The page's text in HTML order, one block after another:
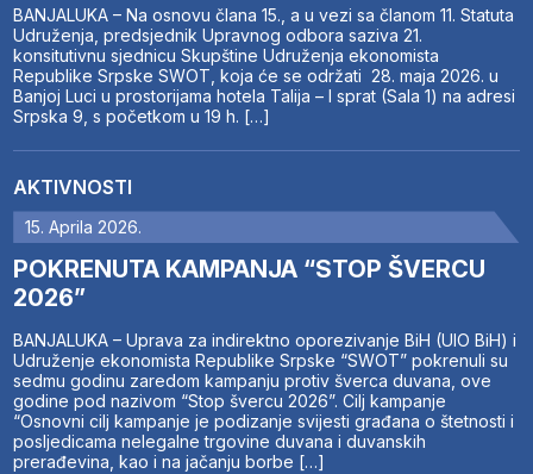
BANJALUKA – Na osnovu člana 15., a u vezi sa članom 11. Statuta
Udruženja, predsjednik Upravnog odbora saziva 21.
konsitutivnu sjednicu Skupštine Udruženja ekonomista
Republike Srpske SWOT, koja će se održati 28. maja 2026. u
Banjoj Luci u prostorijama hotela Talija – I sprat (Sala 1) na adresi
Srpska 9, s početkom u 19 h. […]
AKTIVNOSTI
15. Aprila 2026.
POKRENUTA KAMPANJA “STOP ŠVERCU
2026”
BANJALUKA – Uprava za indirektno oporezivanje BiH (UIO BiH) i
Udruženje ekonomista Republike Srpske “SWOT” pokrenuli su
sedmu godinu zaredom kampanju protiv šverca duvana, ove
godine pod nazivom “Stop švercu 2026”. Cilj kampanje
“Osnovni cilj kampanje je podizanje svijesti građana o štetnosti i
posljedicama nelegalne trgovine duvana i duvanskih
prerađevina, kao i na jačanju borbe […]